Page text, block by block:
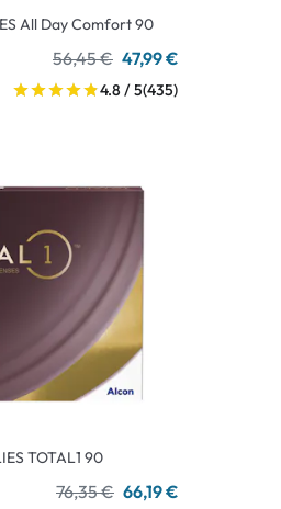
All Day Comfort 90
56,45 € 47,99 €
4.8 / 5(435)
TOTAL1 90
76,35 € 66,19 €